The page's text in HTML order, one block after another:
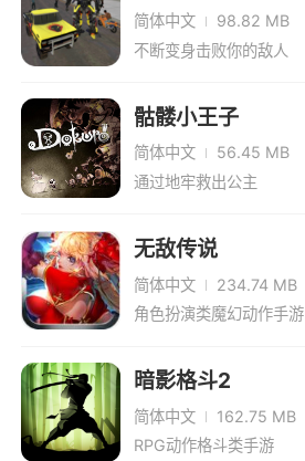
简体中文
98.82 MB
不断变身击败你的敌人
骷髅小王子
简体中文
56.45 MB
通过地牢救出公主
无敌传说
简体中文
234.74 MB
角色扮演类魔幻动作手游
暗影格斗2
简体中文
162.75 MB
RPG动作格斗类手游